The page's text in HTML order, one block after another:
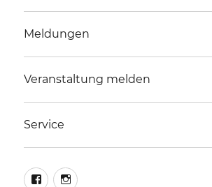
Meldungen
Veranstaltung melden
Service
facebookinstagram